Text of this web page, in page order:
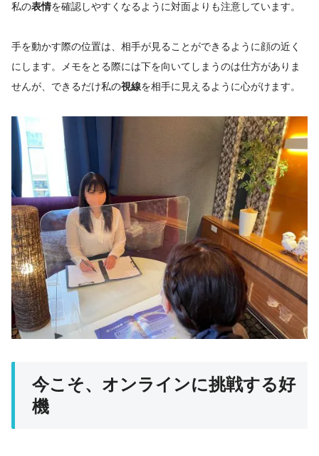
私の表情を確認しやすくなるように対面よりも注意しています。
手を動かす際の位置は、相手が見ることができるように顔の近く
にします。メモをとる際には下を向いてしまうのは仕方がありま
せんが、できるだけ私の視線を相手に見えるように心がけます。
今こそ、オンラインに挑戦する好
機